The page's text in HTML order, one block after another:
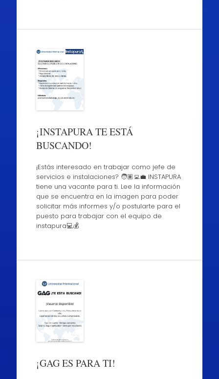
¡INSTAPURA TE ESTÁ
BUSCANDO!
¡Estás interesado en trabajar como jefe de
servicios e instalaciones? 🧑🏽‍💻💼 INSTAPURA
tiene una vacante para ti. Lee la información
que se encuentra en la imagen para poder
solicitar más informes y/o postularte para el
puesto para trabajar con el equipo de
instapura💻💰
¡GAG ES PARA TI!